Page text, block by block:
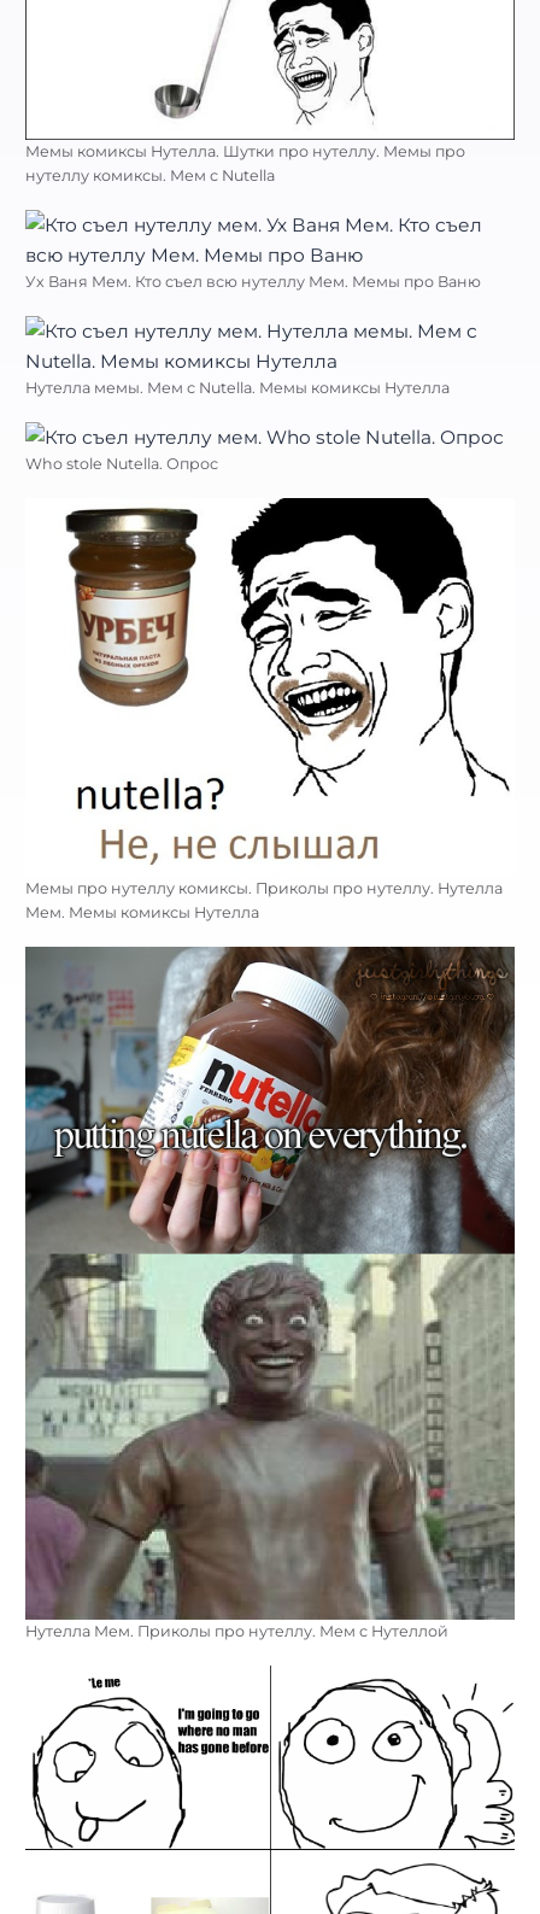
Мемы комиксы Нутелла. Шутки про нутеллу. Мемы про
нутеллу комиксы. Мем с Nutella
Ух Ваня Мем. Кто съел всю нутеллу Мем. Мемы про Ваню
Нутелла мемы. Мем с Nutella. Мемы комиксы Нутелла
Who stole Nutella. Опрос
Мемы про нутеллу комиксы. Приколы про нутеллу. Нутелла
Мем. Мемы комиксы Нутелла
Нутелла Мем. Приколы про нутеллу. Мем с Нутеллой